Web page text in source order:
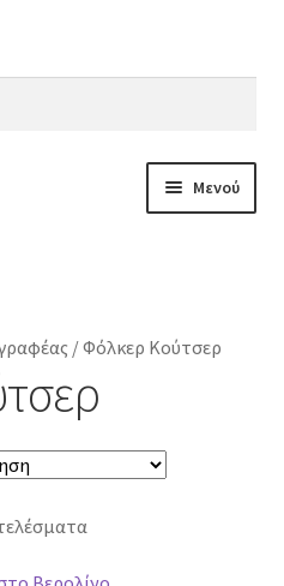
Μενού
/Φόλκερ Κούτσερ